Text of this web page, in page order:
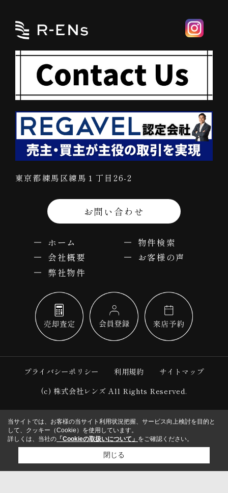
東京都練馬区練馬１丁目26-2
お問い合わせ
ホーム
物件検索
会社概要
お客様の声
弊社物件
プライバシーポリシー 利用規約
サイトマップ
(c) 株式会社レンズ All Rights Reserved.
当サイトでは、お客様の当サイト利用状況把握、サービス向上検討を目的と
して、クッキー（Cookie）を使用しています。
詳しくは、当社の 「Cookieの取扱いについて」 をご確認ください。
閉じる